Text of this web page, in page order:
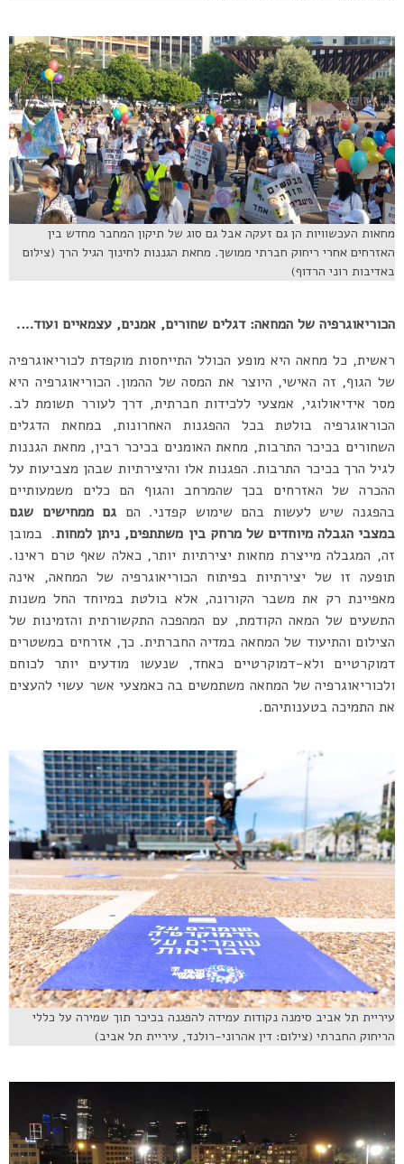
מחאות העכשוויות הן גם זעקה אבל גם סוג של תיקון המחבר מחדש בין
האזרחים אחרי ריחוק חברתי ממושך. מחאת הגננות לחינוך הגיל הרך (צילום
באדיבות רוני הרדוף)
הכוריאוגרפיה של המחאה: דגלים שחורים, אמנים, עצמאיים ועוד….
ראשית, כל מחאה היא מופע הכולל התייחסות מוקפדת לכוריאוגרפיה
של הגוף, זה האישי, היוצר את המסה של ההמון. הכוריאוגרפיה היא
מסר אידיאולוגי, אמצעי ללכידות חברתית, דרך לעורר תשומת לב.
הכוראוגרפיה בולטת בכל ההפגנות האחרונות, במחאת הדגלים
השחורים בכיכר התרבות, מחאת האומנים בכיכר רבין, מחאת הגננות
לגיל הרך בכיכר התרבות. הפגנות אלו והיצירתיות שבהן מצביעות על
ההכרה של האזרחים בכך שהמרחב והגוף הם כלים משמעותיים
בהפגנה שיש לעשות בהם שימוש קפדני. הם גם ממחישים שגם
במצבי הגבלה מיוחדים של מרחק בין משתתפים, ניתן למחות. במובן
זה, המגבלה מייצרת מחאות יצירתיות יותר, כאלה שאף טרם ראינו.
תופעה זו של יצירתיות בפיתוח הכוריאוגרפיה של המחאה, אינה
מאפיינת רק את משבר הקורונה, אלא בולטת במיוחד החל משנות
התשעים של המאה הקודמת, עם המהפכה התקשורתית והזמינות של
הצילום והתיעוד של המחאה במדיה החברתית. כך, אזרחים במשטרים
דמוקרטיים ולא-דמוקרטיים כאחד, שנעשו מודעים יותר לכוחם
ולכוריאוגרפיה של המחאה משתמשים בה כאמצעי אשר עשוי להעצים
את התמיכה בטענותיהם.
עיריית תל אביב סימנה נקודות עמידה להפגנה בכיכר תוך שמירה על כללי
הריחוק החברתי (צילום: דין אהרוני-רולנד, עיריית תל אביב)